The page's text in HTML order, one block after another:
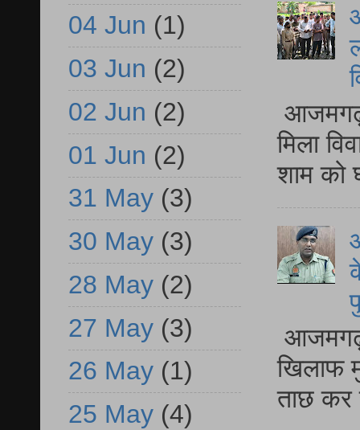
आजमगढ़
मिला
शाम को
आजमगढ़
खिलाफ
ताछ कर
04 Jun (1)
03 Jun (2)
02 Jun (2)
01 Jun (2)
31 May (3)
30 May (3)
28 May (2)
27 May (3)
26 May (1)
25 May (4)